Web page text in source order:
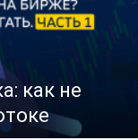
как не